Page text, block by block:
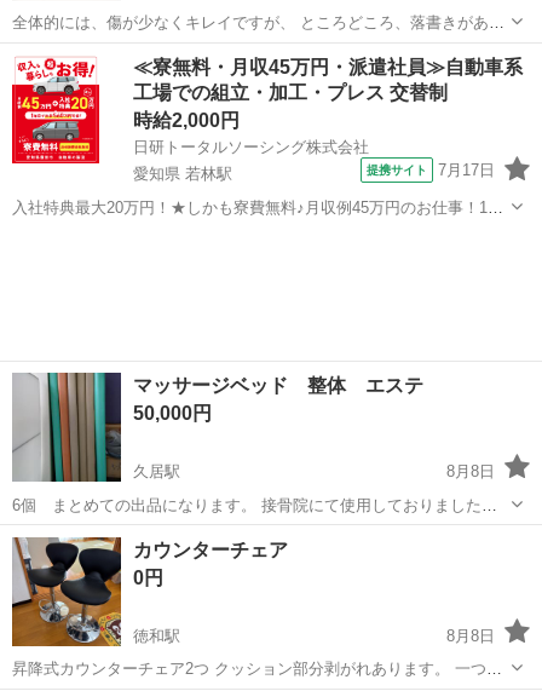
全体的には、傷が少なくキレイですが、 ところどころ、落書きがあり
ます。 鉛筆で書いたものは消えると思います。
三重 鈴鹿市 伊勢若松駅 ドレッサー
≪寮無料・月収45万円・派遣社員≫自動車系
工場での組立・加工・プレス 交替制
時給2,000円
日研トータルソーシング株式会社
愛知県 若林駅
提携サイト 7月17日
入社特典最大20万円！★しかも寮費無料♪月収例45万円のお仕事！1年
マッサージベッド 整体 エステ
50,000円
久居駅
8月8日
6個 まとめての出品になります。 接骨院にて使用しておりました。
店舗移動にともない出品となります。 中古品になる為、小さな傷、汚
れがあります。 ノークレームにてお願い致します。 確認等ありました
らご連絡下さい。 お時間によ...
三重 津市 久居駅
カウンターチェア
0円
徳和駅
8月8日
昇降式カウンターチェア2つ クッション部分剥がれあります。 一つは